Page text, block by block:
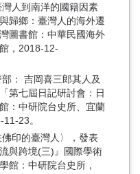
人到南洋的國籍因素
歸鄉：臺灣人的海外遷
圖書館：中華民國海外
，2018-12-
： 吉岡喜三郎其人及
第七屆日記研討會：日
：中研院台史所、宜蘭
23。
印的臺灣人〉，發表
與跨境(三)』國際學術
館：中研院台史所，